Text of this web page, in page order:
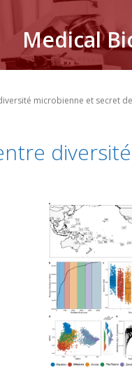
Medical
microbienne et secret